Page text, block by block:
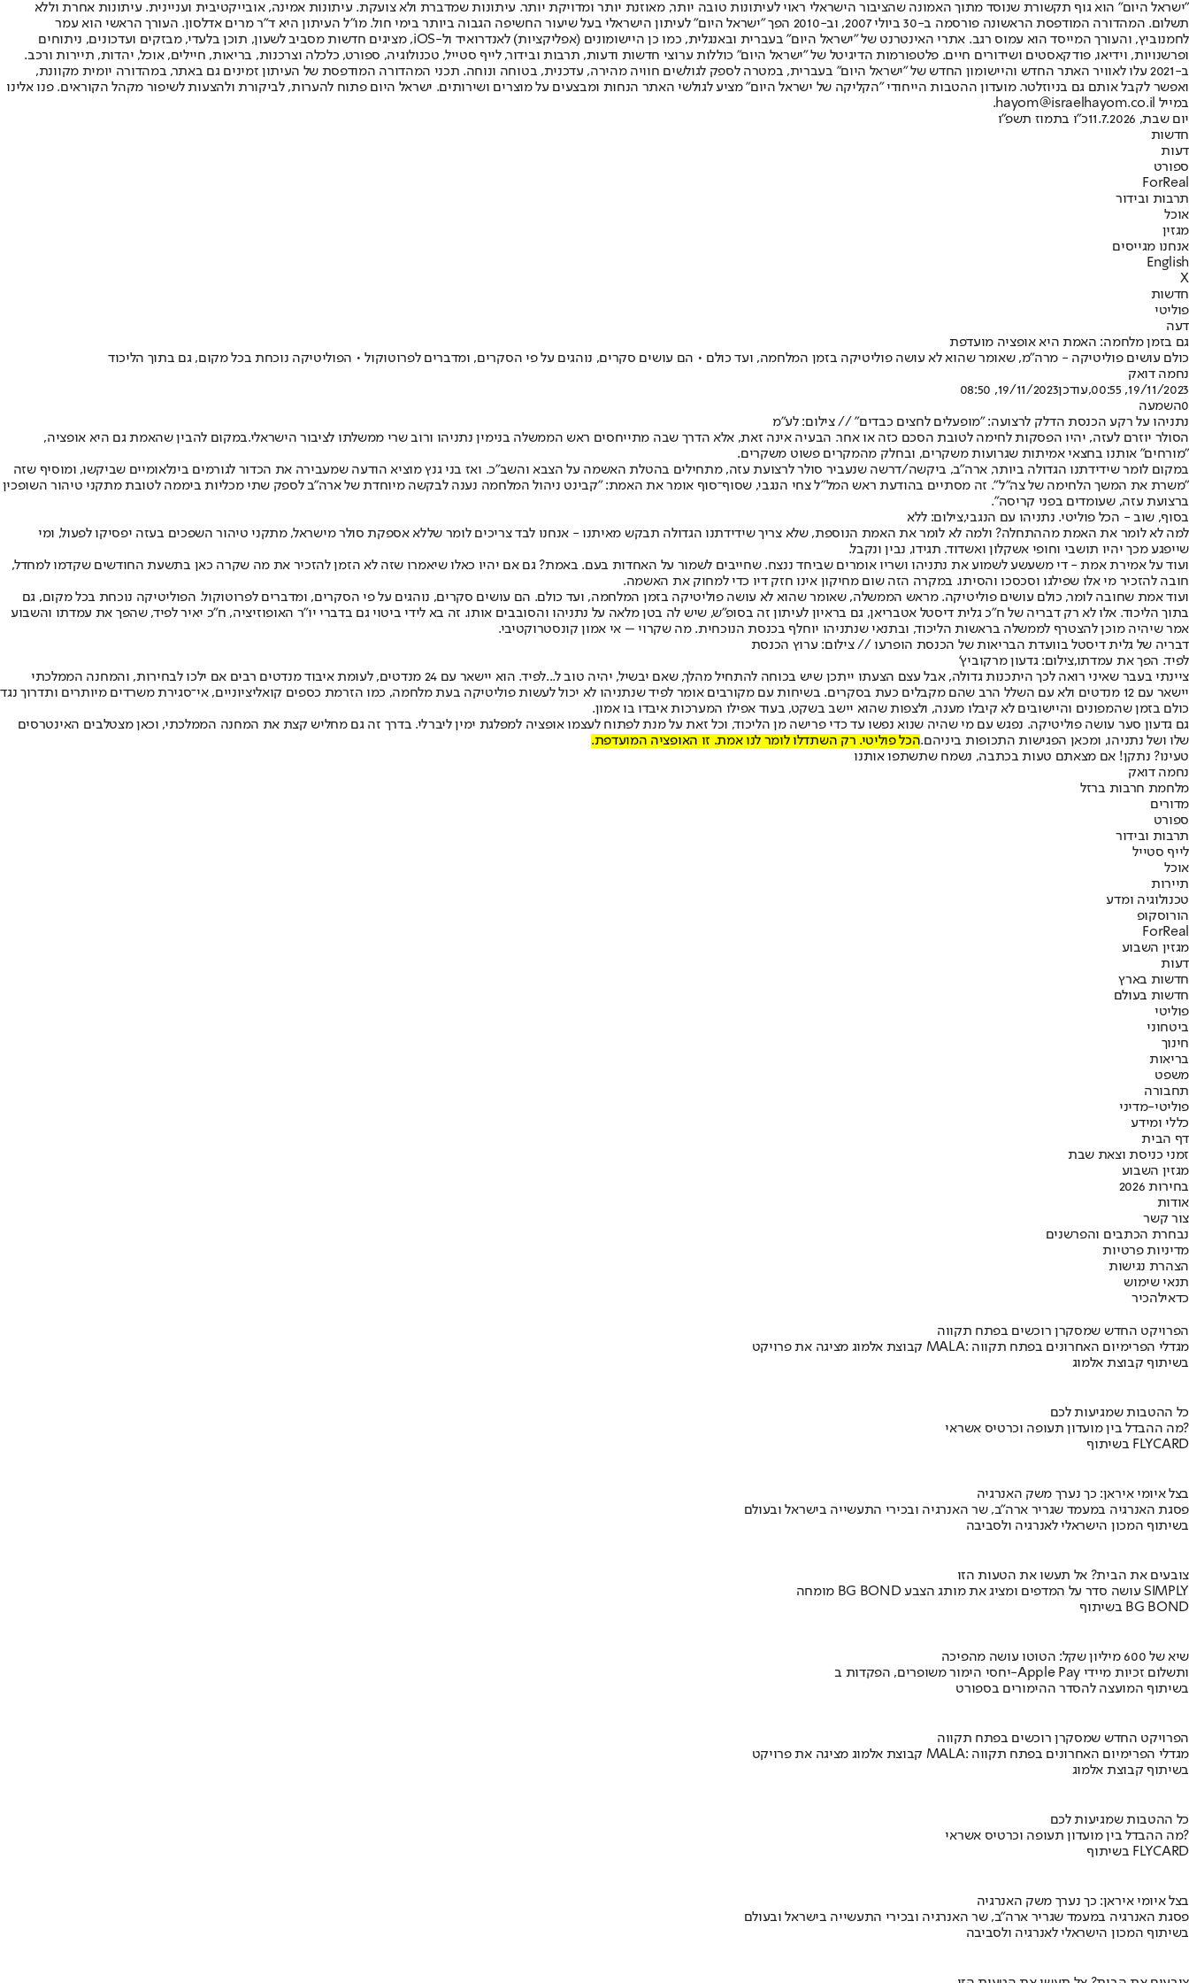
"ישראל היום" הוא גוף תקשורת שנוסד מתוך האמונה שהציבור הישראלי ראוי לעיתונות טובה יותר, מאוזנת יותר ומדויקת יותר. עיתונות שמדברת ולא צועקת. עיתונות אמינה, אובייקטיבית ועניינית. עיתונות אחרת וללא
תשלום. המהדורה המודפסת הראשונה פורסמה ב-30 ביולי 2007, וב-2010 הפך "ישראל היום" לעיתון הישראלי בעל שיעור החשיפה הגבוה ביותר בימי חול. מו"ל העיתון היא ד"ר מרים אדלסון. העורך הראשי הוא עמר
לחמנוביץ, והעורך המייסד הוא עמוס רגב. אתרי האינטרנט של "ישראל היום" בעברית ובאנגלית, כמו כן היישומונים (אפליקציות) לאנדרואיד ול-iOS, מציגים חדשות מסביב לשעון, תוכן בלעדי, מבזקים ועדכונים, ניתוחים
ופרשנויות, וידיאו, פודקאסטים ושידורים חיים. פלטפורמות הדיגיטל של "ישראל היום" כוללות ערוצי חדשות ודעות, תרבות ובידור, לייף סטייל, טכנולוגיה, ספורט, כלכלה וצרכנות, בריאות, חיילים, אוכל, יהדות, תיירות ורכב.
ב-2021 עלו לאוויר האתר החדש והיישומון החדש של "ישראל היום" בעברית, במטרה לספק לגולשים חוויה מהירה, עדכנית, בטוחה ונוחה. תכני המהדורה המודפסת של העיתון זמינים גם באתר, במהדורה יומית מקוונת,
ואפשר לקבל אותם גם בניוזלטר. מועדון ההטבות הייחודי "הקליקה של ישראל היום" מציע לגולשי האתר הנחות ומבצעים על מוצרים ושירותים. ישראל היום פתוח להערות, לביקורת ולהצעות לשיפור מקהל הקוראים. פנו אלינו
במייל hayom@israelhayom.co.il.
יום שבת, 11.7.2026
כ"ו בתמוז תשפ"ו
חדשות
דעות
ספורט
ForReal
תרבות ובידור
אוכל
מגזין
אנחנו מגייסים
English
X
חדשות
פוליטי
דעה
גם בזמן מלחמה: האמת היא אופציה מועדפת
כולם עושים פוליטיקה - מרה"מ, שאומר שהוא לא עושה פוליטיקה בזמן המלחמה, ועד כולם • הם עושים סקרים, נוהגים על פי הסקרים, ומדברים לפרוטוקול • הפוליטיקה נוכחת בכל מקום, גם בתוך הליכוד
נחמה דואק
19/11/2023, 00:55
,עודכן19/11/2023, 08:50
0השמעה
נתניהו על רקע הכנסת הדלק לרצועה: "מופעלים לחצים כבדים" // צילום: לע"מ
הסולר יוזרם לעזה, יהיו הפסקות לחימה לטובת הסכם כזה או אחר. הבעיה אינה זאת, אלא הדרך שבה מתייחסים ראש הממשלה בנימין נתניהו ורוב שרי ממשלתו לציבור הישראלי.במקום להבין שהאמת גם היא אופציה,
"מורחים" אותנו בחצאי אמיתות שגרועות משקרים, ובחלק מהמקרים פשוט משקרים.
במקום לומר שידידתנו הגדולה ביותר, ארה"ב, ביקשה/דרשה שנעביר סולר לרצועת עזה, מתחילים בהטלת האשמה על הצבא והשב"כ. ואז בני גנץ מוציא הודעה שמעבירה את הכדור לגורמים בינלאומיים שביקשו, ומוסיף שזה
"משרת את המשך הלחימה של צה"ל". זה מסתיים בהודעת ראש המל"ל צחי הנגבי, שסוף־סוף אומר את האמת: "קבינט ניהול המלחמה נענה לבקשה מיוחדת של ארה"ב לספק שתי מכליות ביממה לטובת מתקני טיהור השופכין
ברצועת עזה, שעומדים בפני קריסה".
בסוף, שוב - הכל פוליטי. נתניהו עם הנגבי,צילום: ללא
למה לא לומר את האמת מההתחלה? ולמה לא לומר את האמת הנוספת, שלא צריך שידידתנו הגדולה תבקש מאיתנו - אנחנו לבד צריכים לומר שללא אספקת סולר מישראל, מתקני טיהור השפכים בעזה יפסיקו לפעול, ומי
שייפגע מכך יהיו תושבי וחופי אשקלון ואשדוד. תגידו, נבין ונקבל.
ועוד על אמירת אמת - די משעשע לשמוע את נתניהו ושריו אומרים שביחד ננצח. שחייבים לשמור על האחדות בעם. באמת? גם אם יהיו כאלו שיאמרו שזה לא הזמן להזכיר את מה שקרה כאן בתשעת החודשים שקדמו למחדל,
חובה להזכיר מי אלו שפילגו וסכסכו והסיתו. במקרה הזה שום מחיקון אינו חזק דיו כדי למחוק את האשמה.
ועוד אמת שחובה לומר, כולם עושים פוליטיקה. מראש הממשלה, שאומר שהוא לא עושה פוליטיקה בזמן המלחמה, ועד כולם. הם עושים סקרים, נוהגים על פי הסקרים, ומדברים לפרוטוקול. הפוליטיקה נוכחת בכל מקום, גם
בתוך הליכוד. אלו לא רק דבריה של ח"כ גלית דיסטל אטבריאן, גם בראיון לעיתון זה בסופ"ש, שיש לה בטן מלאה על נתניהו והסובבים אותו. זה בא לידי ביטוי גם בדברי יו"ר האופוזיציה, ח"כ יאיר לפיד, שהפך את עמדתו והשבוע
אמר שיהיה מוכן להצטרף לממשלה בראשות הליכוד, ובתנאי שנתניהו יוחלף בכנסת הנוכחית. מה שקרוי – אי אמון קונסטרוקטיבי.
דבריה של גלית דיסטל בוועדת הבריאות של הכנסת הופרעו // צילום: ערוץ הכנסת
לפיד. הפך את עמדתו,צילום: גדעון מרקוביץ'
ציינתי בעבר שאיני רואה לכך היתכנות גדולה, אבל עצם הצעתו ייתכן שיש בכוחה להתחיל מהלך, שאם יבשיל, יהיה טוב ל...לפיד. הוא יישאר עם 24 מנדטים, לעומת איבוד מנדטים רבים אם ילכו לבחירות, והמחנה הממלכתי
יישאר עם 12 מנדטים ולא עם השלל הרב שהם מקבלים כעת בסקרים. בשיחות עם מקורבים אומר לפיד שנתניהו לא יכול לעשות פוליטיקה בעת מלחמה, כמו הזרמת כספים קואליציוניים, אי־סגירת משרדים מיותרים ותדרוך נגד
כולם בזמן שהמפונים והיישובים לא קיבלו מענה, ולצפות שהוא יישב בשקט, בעוד אפילו המערכות איבדו בו אמון.
גם גדעון סער עושה פוליטיקה. נפגש עם מי שהיה שנוא נפשו עד כדי פרישה מן הליכוד, וכל זאת על מנת לפתוח לעצמו אופציה למפלגת ימין ליברלי. בדרך זה גם מחליש קצת את המחנה הממלכתי, וכאן מצטלבים האינטרסים
שלו ושל נתניהו, ומכאן הפגישות התכופות ביניהם.הכל פוליטי. רק השתדלו לומר לנו אמת. זו האופציה המועדפת.
טעינו? נתקן! אם מצאתם טעות בכתבה, נשמח שתשתפו אותנו
נחמה דואק
מלחמת חרבות ברזל
מדורים
ספורט
תרבות ובידור
לייף סטייל
אוכל
תיירות
טכנולוגיה ומדע
הורוסקופ
ForReal
מגזין השבוע
דעות
חדשות בארץ
חדשות בעולם
פוליטי
ביטחוני
חינוך
בריאות
משפט
תחבורה
פוליטי-מדיני
כללי ומידע
דף הבית
זמני כניסת וצאת שבת
מגזין השבוע
בחירות 2026
אודות
צור קשר
נבחרת הכתבים והפרשנים
מדיניות פרטיות
הצהרת נגישות
תנאי שימוש
כדאילהכיר
הפרויקט החדש שמסקרן רוכשים בפתח תקווה
קבוצת אלמוג מציגה את פרויקט MALA: מגדלי הפרימיום האחרונים בפתח תקווה
בשיתוף קבוצת אלמוג
כל ההטבות שמגיעות לכם
מה ההבדל בין מועדון תעופה וכרטיס אשראי?
בשיתוף FLYCARD
בצל איומי איראן: כך נערך משק האנרגיה
פסגת האנרגיה במעמד שגריר ארה"ב, שר האנרגיה ובכירי התעשייה בישראל ובעולם
בשיתוף המכון הישראלי לאנרגיה ולסביבה
צובעים את הבית? אל תעשו את הטעות הזו
מומחה BG BOND עושה סדר על המדפים ומציג את מותג הצבע SIMPLY
בשיתוף BG BOND
שיא של 600 מיליון שקל: הטוטו עושה מהפיכה
יחסי הימור משופרים, הפקדות ב-Apple Pay ותשלום זכיות מיידי
בשיתוף המועצה להסדר ההימורים בספורט
הפרויקט החדש שמסקרן רוכשים בפתח תקווה
קבוצת אלמוג מציגה את פרויקט MALA: מגדלי הפרימיום האחרונים בפתח תקווה
בשיתוף קבוצת אלמוג
כל ההטבות שמגיעות לכם
מה ההבדל בין מועדון תעופה וכרטיס אשראי?
בשיתוף FLYCARD
בצל איומי איראן: כך נערך משק האנרגיה
פסגת האנרגיה במעמד שגריר ארה"ב, שר האנרגיה ובכירי התעשייה בישראל ובעולם
בשיתוף המכון הישראלי לאנרגיה ולסביבה